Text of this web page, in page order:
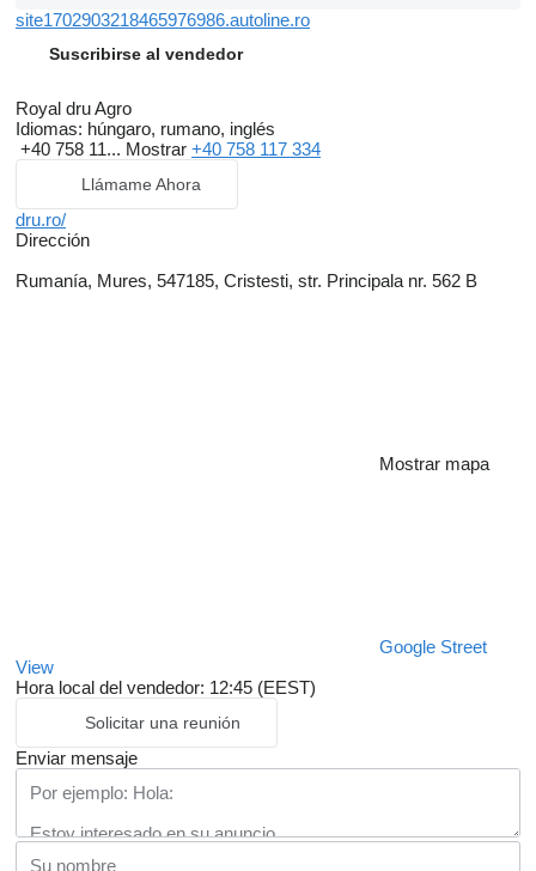
site1702903218465976986.autoline.ro
Suscribirse al vendedor
Royal dru Agro
Idiomas: húngaro, rumano, inglés
+40 758 11... Mostrar +40 758 117 334
Llámame Ahora
dru.ro/
Dirección
Rumanía, Mures, 547185, Cristesti, str. Principala nr. 562 B
Mostrar mapa
Google Street
View
Hora local del vendedor: 12:45 (EEST)
Solicitar una reunión
Enviar mensaje